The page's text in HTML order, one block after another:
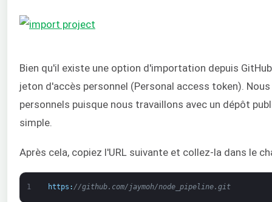
Bien qu'il existe une option d'importation depuis
jeton d'accès personnel (Personal access token).
personnels puisque nous travaillons avec un dépôt
simple.
Après cela, copiez l'URL suivante et collez-la dans le
1 https : //github.com/jaymoh/node_pipeline.git